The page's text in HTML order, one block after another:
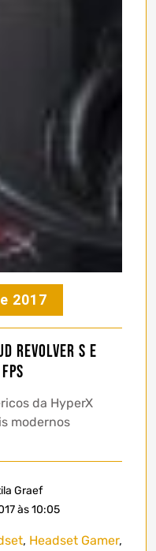
2017
Revolver S e
da HyperX
modernos
Graef
às 10:05
, Headset Gamer,